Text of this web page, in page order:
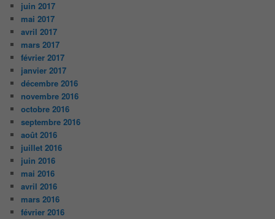
juin 2017
mai 2017
avril 2017
mars 2017
février 2017
janvier 2017
décembre 2016
novembre 2016
octobre 2016
septembre 2016
août 2016
juillet 2016
juin 2016
mai 2016
avril 2016
mars 2016
février 2016